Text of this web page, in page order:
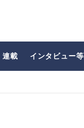
連載 インタビュー等